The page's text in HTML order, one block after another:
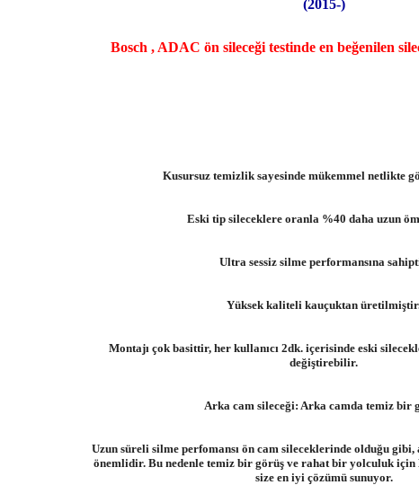
(2015-)
Bosch , ADAC ön sileceği testinde en beğenilen
Kusursuz temizlik sayesinde mükemmel netlikte
Eski tip sileceklere oranla %40 daha uzun
Ultra sessiz silme performansına
Yüksek kaliteli kauçuktan
Montajı çok basittir, her kullanıcı 2dk. içerisinde eski
değiştirebilir.
Arka cam sileceği: Arka camda temiz bir
Uzun süreli silme perfomansı ön cam sileceklerinde olduğu
önemlidir. Bu nedenle temiz bir görüş ve rahat bir yolculuk için
size en iyi çözümü sunuyor.